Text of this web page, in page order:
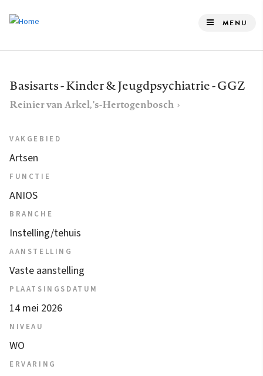
de
gaan
MENU
Basisarts - Kinder & Jeugdpsychiatrie - GGZ
Reinier van Arkel, 's-Hertogenbosch
VAKGEBIED
Artsen
FUNCTIE
ANIOS
BRANCHE
Instelling/tehuis
AANSTELLING
Vaste aanstelling
PLAATSINGSDATUM
14 mei 2026
NIVEAU
WO
ERVARING